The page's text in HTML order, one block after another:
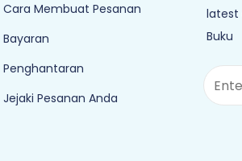
Cara Membuat Pesanan
Bayaran
Penghantaran
Jejaki Pesanan Anda
latest
Buku